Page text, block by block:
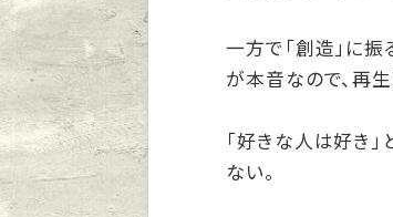
一方で「創造」に振
が本音なので、再
「好きな人は好き
ない。